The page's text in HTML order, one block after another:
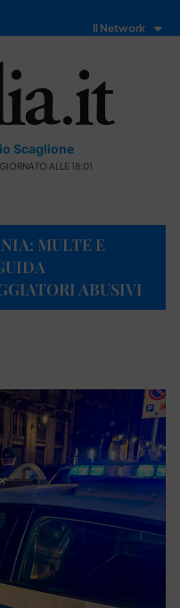
Il Network
Scaglione
ALLE 18:01
MULTE E
ABUSIVI